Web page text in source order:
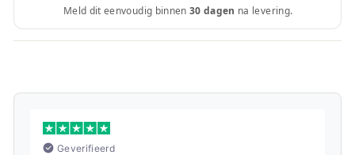
Meld dit eenvoudig binnen 30 dagen na levering.
Geverifieerd